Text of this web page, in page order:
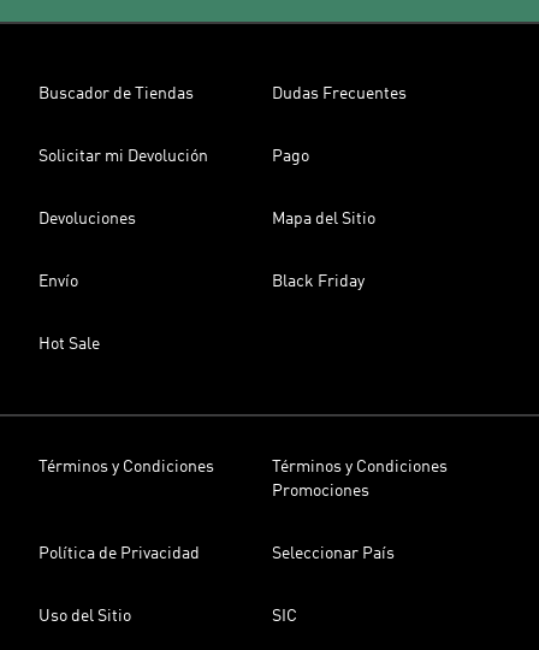
Buscador de Tiendas Dudas Frecuentes
Solicitar mi Devolución Pago
Devoluciones Mapa del Sitio
Envío Black Friday
Hot Sale
Términos y Condiciones
Términos y Condiciones
Promociones
Política de Privacidad Seleccionar País
Uso del Sitio SIC